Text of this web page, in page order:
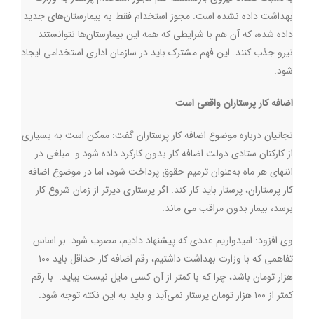
بهداشت داده نشده است. مجوز استخدام فقط به بیمارستان‌های جدید
داده شده، که آن هم با شرایطی که همه این بیمارستان‌ها نتوانستند
نیرو جذب کنند. این فهم مشترک باید در سازمان اداری استخدامی ایجاد
شود.
اضافه کار پرستاران واقعی است
نجاتیان درباره موضوع اضافه کار پرستاران گفت: ممکن است به بسیاری
از کارکنان ستادی دولت اضافه کار بدون کارکرد داده شود و مبلغی در
انتهای هر ماه به‌عنوان ترمیم حقوق پرداخت شود، اما در موضوع اضافه
کار پرستاران، پرستار باید کار کند. اگر پرستاری دیرتر از زمان شروع کار
برسد، بیمار بدون مراقب می ماند.
وی افزود: امیدواریم عددی که پیشنهاد دادیم، مصوب شود. بر اساس
تفاهمی که با وزارت بهداشت داشتیم، رقم اضافه کار حداقل باید ۱۰۰
هزار تومان باشد، چرا که با کمتر از آن کسی مایل نیست بیاید. با رقم
کمتر از ۱۰۰ هزار تومان پرستار نمی‌آید و باید به این نکته توجه شود.